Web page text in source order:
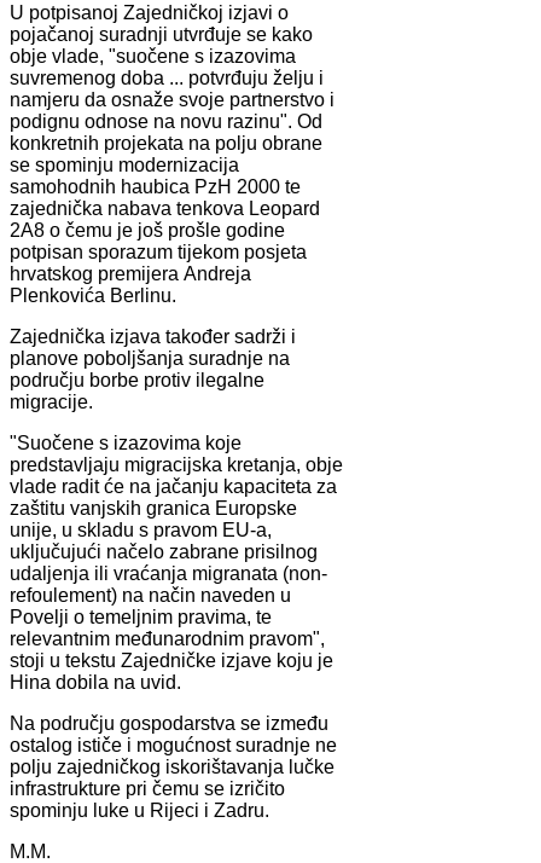
U potpisanoj Zajedničkoj izjavi o
pojačanoj suradnji utvrđuje se kako
obje vlade, "suočene s izazovima
suvremenog doba ... potvrđuju želju i
namjeru da osnaže svoje partnerstvo i
podignu odnose na novu razinu". Od
konkretnih projekata na polju obrane
se spominju modernizacija
samohodnih haubica PzH 2000 te
zajednička nabava tenkova Leopard
2A8 o čemu je još prošle godine
potpisan sporazum tijekom posjeta
hrvatskog premijera Andreja
Plenkovića Berlinu.
Zajednička izjava također sadrži i
planove poboljšanja suradnje na
području borbe protiv ilegalne
migracije.
"Suočene s izazovima koje
predstavljaju migracijska kretanja, obje
vlade radit će na jačanju kapaciteta za
zaštitu vanjskih granica Europske
unije, u skladu s pravom EU-a,
uključujući načelo zabrane prisilnog
udaljenja ili vraćanja migranata (non-
refoulement) na način naveden u
Povelji o temeljnim pravima, te
relevantnim međunarodnim pravom",
stoji u tekstu Zajedničke izjave koju je
Hina dobila na uvid.
Na području gospodarstva se između
ostalog ističe i mogućnost suradnje ne
polju zajedničkog iskorištavanja lučke
infrastrukture pri čemu se izričito
spominju luke u Rijeci i Zadru.
M.M.